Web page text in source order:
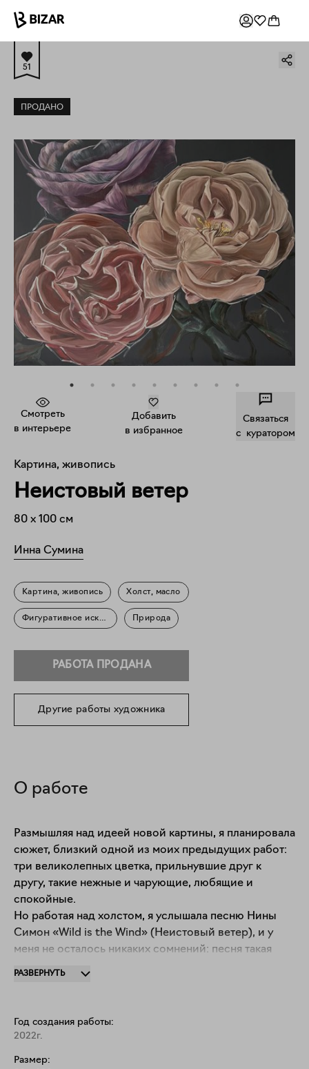
51
ПРОДАНО
Смотреть
в интерьере
Добавить
в избранное
Связаться
c куратором
Картина, живопись
Неистовый ветер
80 x 100 см
Инна Сумина
Картина, живопись Холст, масло
Фигуративное искусство Природа
РАБОТА ПРОДАНА
Другие работы художника
О работе
Размышляя над идеей новой картины, я планировала
сюжет, близкий одной из моих предыдущих работ:
три великолепных цветка, прильнувшие друг к
другу, такие нежные и чарующие, любящие и
спокойные.
Но работая над холстом, я услышала песню Нины
Симон «Wild is the Wind» (Неистовый ветер), и у
меня не осталось никаких сомнений: песня такая
«Как лист цепляется за ветку,
Любимый, так и ты не отпускай меня,
Безумного ветра…»
РАЗВЕРНУТЬ
Год создания работы:
2022г.
Размер: